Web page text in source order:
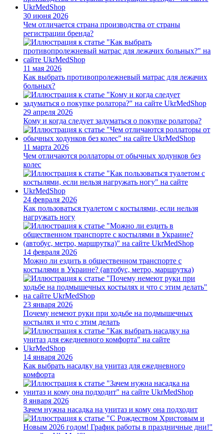
30 июня 2026
Чем отличается страна производства от страны
регистрации бренда?
11 мая 2026
Как выбрать противопролежневый матрас для лежачих
больных?
29 апреля 2026
Кому и когда следует задуматься о покупке ролатора?
11 марта 2026
Чем отличаются роллаторы от обычных ходунков без
колес
24 февраля 2026
Как пользоваться туалетом с костылями, если нельзя
нагружать ногу
14 февраля 2026
Можно ли ездить в общественном транспорте с
костылями в Украине? (автобус, метро, маршрутка)
23 января 2026
Почему немеют руки при ходьбе на подмышечных
костылях и что с этим делать
14 января 2026
Как выбрать насадку на унитаз для ежедневного
комфорта
8 января 2026
Зачем нужна насадка на унитаз и кому она подходит